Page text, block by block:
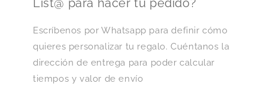
List@ para hacer tu pedido?
Escríbenos por Whatsapp para definir cómo
quieres personalizar tu regalo. Cuéntanos la
dirección de entrega para poder calcular
tiempos y valor de envío